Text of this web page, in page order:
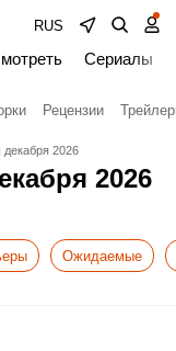
RUS
Сериалы
Рецензии
2026
2026
Ожидаемые